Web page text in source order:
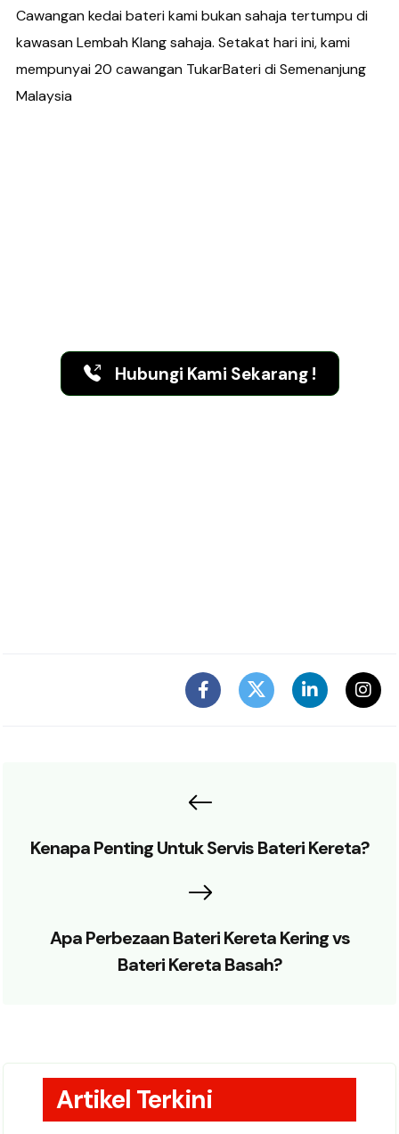
Cawangan kedai bateri kami bukan sahaja tertumpu di
kawasan Lembah Klang sahaja. Setakat hari ini, kami
mempunyai 20 cawangan TukarBateri di Semenanjung
Malaysia
Hubungi Kami Sekarang !
Kenapa Penting Untuk Servis Bateri Kereta?
Apa Perbezaan Bateri Kereta Kering vs
Bateri Kereta Basah?
Artikel Terkini